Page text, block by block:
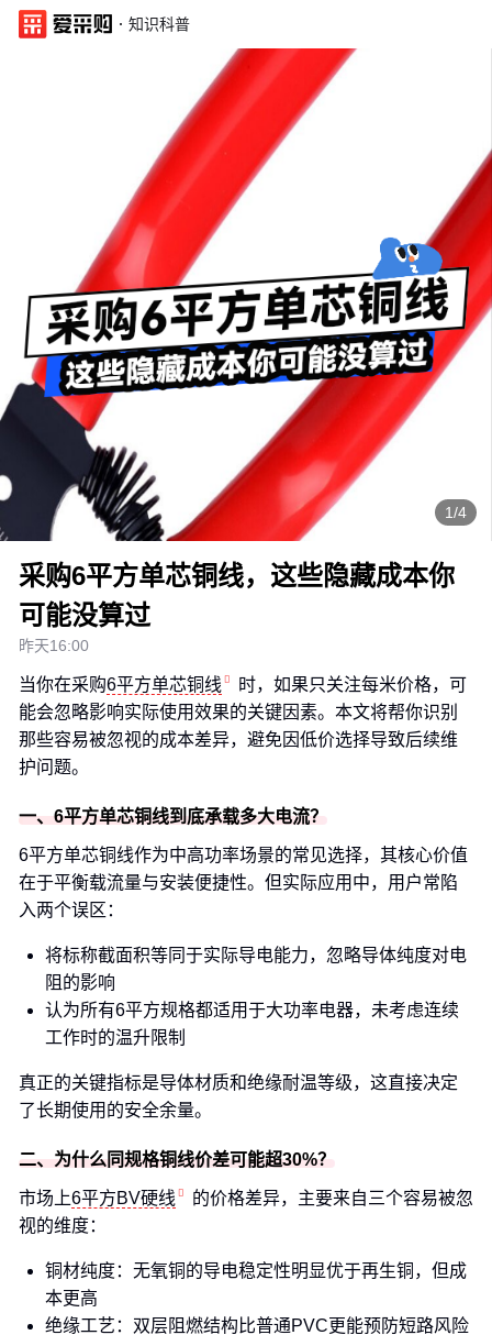
· 知识科普
1/4
采购6平方单芯铜线，这些隐藏成本你
可能没算过
昨天16:00
当你在采购6平方单芯铜线
时，如果只关注每米价格，可
能会忽略影响实际使用效果的关键因素。本文将帮你识别
那些容易被忽视的成本差异，避免因低价选择导致后续维
护问题。
一、6平方单芯铜线到底承载多大电流？
6平方单芯铜线作为中高功率场景的常见选择，其核心价值
在于平衡载流量与安装便捷性。但实际应用中，用户常陷
入两个误区：
将标称截面积等同于实际导电能力，忽略导体纯度对电
阻的影响
认为所有6平方规格都适用于大功率电器，未考虑连续
工作时的温升限制
真正的关键指标是导体材质和绝缘耐温等级，这直接决定
了长期使用的安全余量。
二、为什么同规格铜线价差可能超30%？
市场上6平方BV硬线
的价格差异，主要来自三个容易被忽
视的维度：
铜材纯度：无氧铜的导电稳定性明显优于再生铜，但成
本更高
绝缘工艺：双层阻燃结构比普通PVC更能预防短路风险